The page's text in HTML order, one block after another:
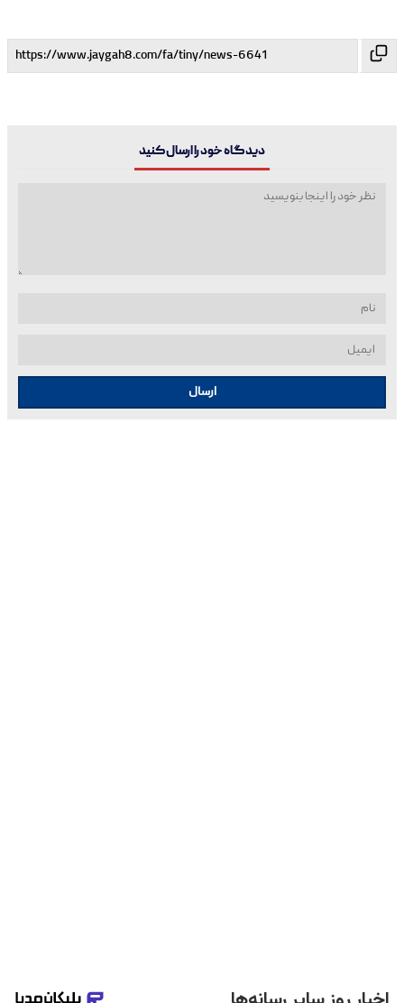
دیدگاه خود را ارسال کنید
ارسال